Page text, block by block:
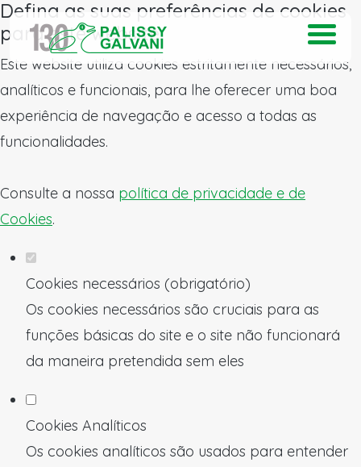
Defina as suas preferências de cookies
para este website.
Este website utiliza cookies estritamente necessários,
analíticos e funcionais, para lhe oferecer uma boa
experiência de navegação e acesso a todas as
funcionalidades.
Consulte a nossa política de privacidade e de
Cookies.
Cookies necessários (obrigatório)
Os cookies necessários são cruciais para as
funções básicas do site e o site não funcionará
da maneira pretendida sem eles
Cookies Analíticos
Os cookies analíticos são usados para entender